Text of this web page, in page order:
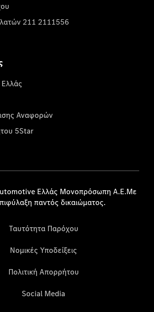
211 2111556
Αναφορών
5Star
Ελλάς Μονοπρόσωπη Α.Ε.Με
παντός δικαιώματος.
Ταυτότητα Παρόχου
Νομικές Υποδείξεις
Πολιτική Απορρήτου
Social Media